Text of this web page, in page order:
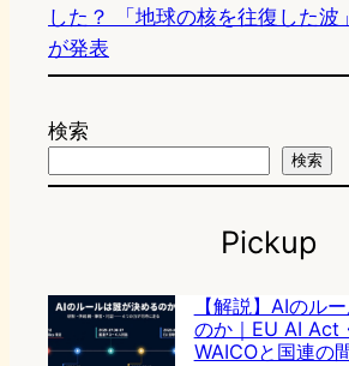
した？ 「地球の核を往復した波
が発表
検索
検索
Pickup
【解説】AIのル
のか｜EU AI Act
WAICOと国連の